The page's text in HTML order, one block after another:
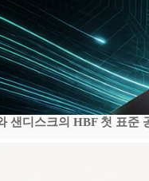
샌디스크의 HBF 첫 표준